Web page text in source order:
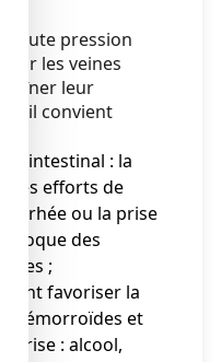
toute pression
sur les veines
leur
il convient
intestinal : la
des efforts de
ou la prise
des
;
favoriser la
hémorroïdes et
crise : alcool,